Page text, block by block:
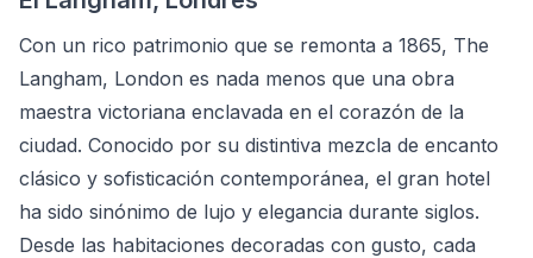
Con un rico patrimonio que se remonta a 1865, The
Langham, London es nada menos que una obra
maestra victoriana enclavada en el corazón de la
ciudad. Conocido por su distintiva mezcla de encanto
clásico y sofisticación contemporánea, el gran hotel
ha sido sinónimo de lujo y elegancia durante siglos.
Desde las habitaciones decoradas con gusto, cada